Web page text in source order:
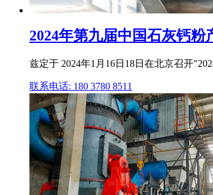
2024年第九届中国石灰钙
兹定于 2024年1月16日18日在北京召开
联系电话: 180 3780 8511